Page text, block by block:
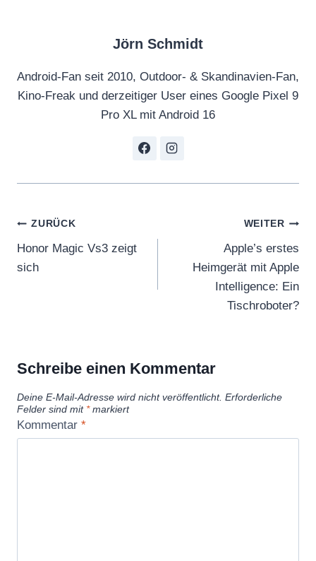
i
k
e
r
g
t
d
a
Jörn Schmidt
Android-Fan seit 2010, Outdoor- & Skandinavien-Fan,
Kino-Freak und derzeitiger User eines Google Pixel 9
Pro XL mit Android 16
Beitragsnavigation
ZURÜCK
Honor Magic Vs3 zeigt
sich
WEITER
Apple’s erstes
Heimgerät mit Apple
Intelligence: Ein
Tischroboter?
Schreibe einen Kommentar
Deine E-Mail-Adresse wird nicht veröffentlicht. Erforderliche
Felder sind mit *markiert
Kommentar *